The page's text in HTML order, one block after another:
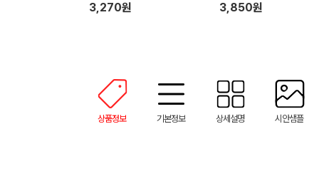
3,270원 3,850원
상품정보 기본정보 상세설명 시안샘플